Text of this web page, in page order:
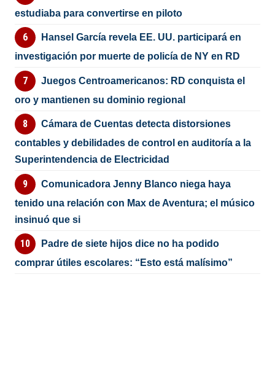
estudiaba para convertirse en piloto
Hansel García revela EE. UU. participará en
investigación por muerte de policía de NY en RD
Juegos Centroamericanos: RD conquista el
oro y mantienen su dominio regional
Cámara de Cuentas detecta distorsiones
contables y debilidades de control en auditoría a la
Superintendencia de Electricidad
Comunicadora Jenny Blanco niega haya
tenido una relación con Max de Aventura; el músico
insinuó que si
Padre de siete hijos dice no ha podido
comprar útiles escolares: “Esto está malísimo”